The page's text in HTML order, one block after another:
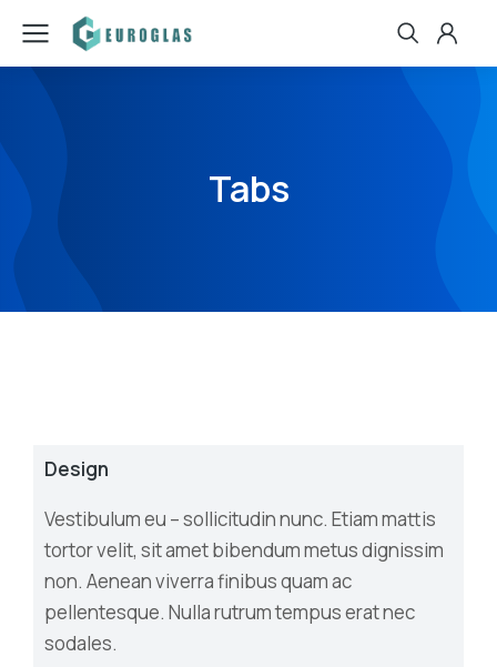
Tabs
Design
Vestibulum eu – sollicitudin nunc. Etiam mattis
tortor velit, sit amet bibendum metus dignissim
non. Aenean viverra finibus quam ac
pellentesque. Nulla rutrum tempus erat nec
sodales.